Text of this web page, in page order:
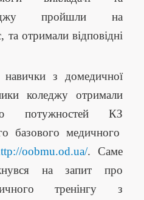
пройшли на
отримали відповідні
навички з домедичної
коледжу отримали
потужностей КЗ
базового медичного
oobmu.od.ua/. Саме
на запит про
тренінгу з